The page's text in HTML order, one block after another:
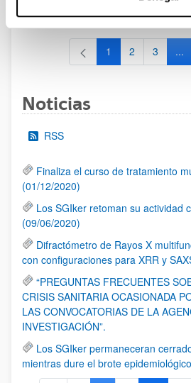
al 30/07/2026 (ambos incluídos)
Página
1 Página
2 Página
3 ...
Noticias
RSS
Finaliza el curso de tratamiento
(01/12/2020)
Los SGIker retoman su actividad
(09/06/2020)
Difractómetro de Rayos X
con configuraciones para XRR y
“PREGUNTAS FRECUENTES
CRISIS SANITARIA OCASIONADA
LAS CONVOCATORIAS DE LA
INVESTIGACIÓN”.
Los SGIker permaneceran
mientras dure el brote